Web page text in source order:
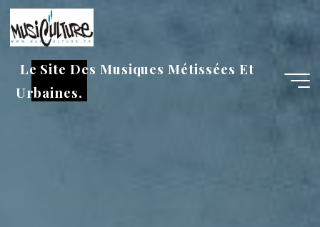
Aller
au
contenu
Le Site Des Musiques Métissées Et
Urbaines.